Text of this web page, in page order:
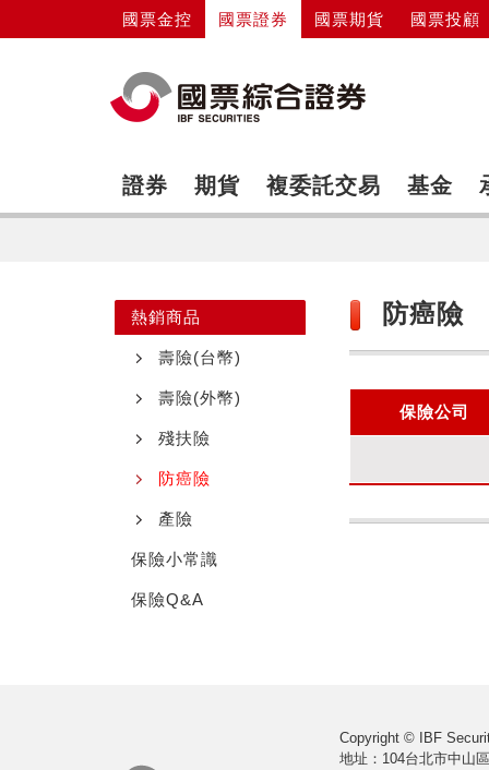
國票金控 國票證券 國票期貨 國票投顧
證券 期貨 複委託交易 基金
熱銷商品
壽險(台幣)
壽險(外幣)
殘扶險
防癌險
產險
保險小常識
保險Q&A
防癌險
保險公司
Copyright © IBF
地址：104台北市中山